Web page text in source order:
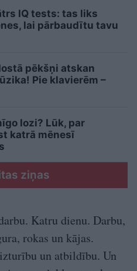
IQ tests: tas liks
lai pārbaudītu tavu
pēkšņi atskan
Pie klavierēm –
lozi? Lūk, par
katrā mēnesī
ziņas
Katru dienu. Darbu,
rokas un kājas.
un atbildību. Un